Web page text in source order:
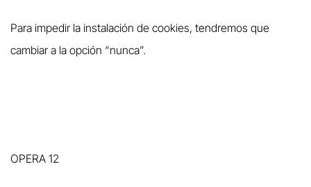
Para impedir la instalación de cookies, tendremos que
cambiar a la opción “nunca”.
OPERA 12